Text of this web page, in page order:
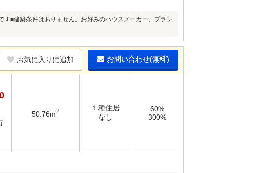
■建築条件はありません。お好みのハウスメーカー、プラン
お気に入りに追加 お問い合わせ(無料)
50.76m2
１種住居
なし
60%
300%